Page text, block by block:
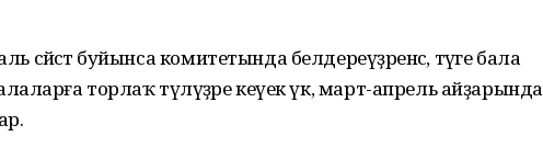
сәйәсәт буйынса комитетында белдереүҙәренсә, тәүге бала
торлаҡ түләүҙәре кеүек үк, март-апрель айҙарында